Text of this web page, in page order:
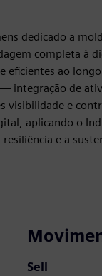
dedicado a
completa à
ao
integração de
e
aplicando o
e a
Sell